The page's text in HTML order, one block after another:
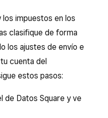
impuestos en los
clasifique de forma
los ajustes de envío e
cuenta del
estos pasos:
de Datos Square y ve